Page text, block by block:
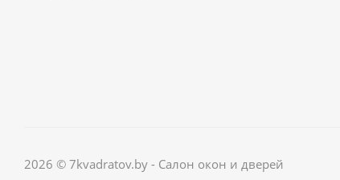
2026 © 7kvadratov.by - Салон окон и дверей